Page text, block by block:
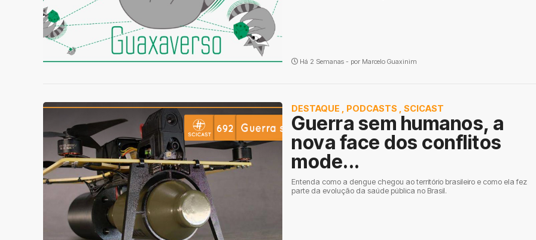
Há 2 Semanas - por Marcelo Guaxinim
DESTAQUE PODCASTS SCICAST
Guerra sem humanos, a
nova face dos conflitos
mode...
Entenda como a dengue chegou ao território brasileiro e como ela fez
parte da evolução da saúde pública no Brasil.